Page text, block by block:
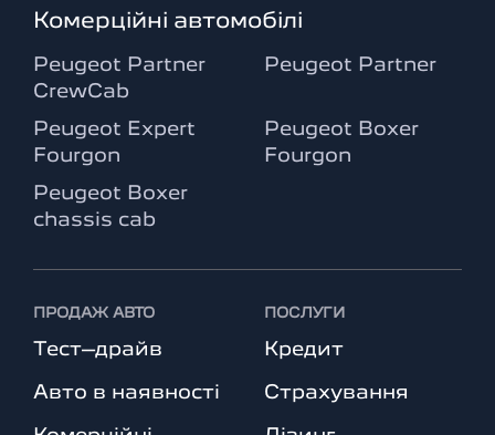
Комерційні автомобілі
Peugeot Partner
CrewCab
Peugeot Partner
Peugeot Expert
Fourgon
Peugeot Boxer
Fourgon
Peugeot Boxer
chassis cab
ПРОДАЖ АВТО
Тест–драйв
Авто в наявності
ПОСЛУГИ
Кредит
Страхування